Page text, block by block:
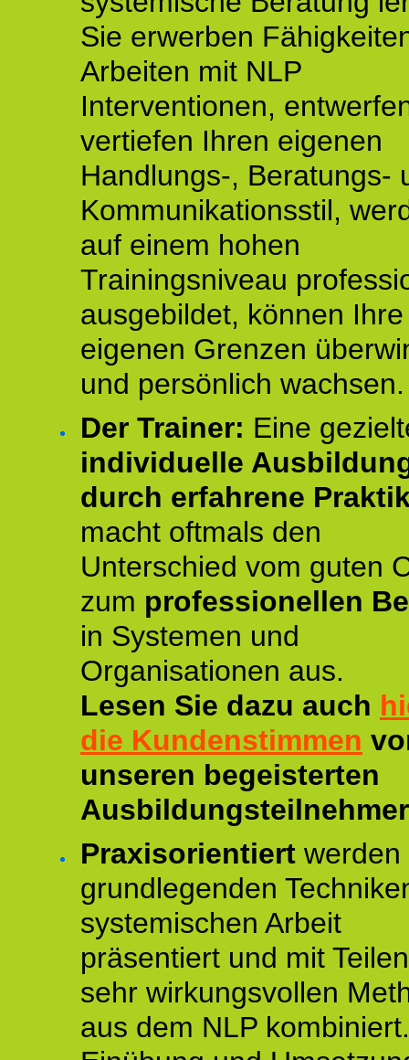
Sie erwerben
Arbeiten mit NLP
Interventionen,
vertiefen Ihren eigenen
Handlungs-, Beratungs-
Kommunikationsstil,
auf einem hohen
Trainingsniveau
ausgebildet, können Ihre
eigenen Grenzen
und persönlich wachsen.
Der Trainer: Eine
individuelle
durch erfahrene
macht oftmals den
Unterschied vom guten
zum professionellen
in Systemen und
Organisationen aus.
Lesen Sie dazu auch
die Kundenstimmen
unseren begeisterten
Praxisorientiert werden
grundlegenden
systemischen Arbeit
präsentiert und mit
sehr wirkungsvollen
aus dem NLP